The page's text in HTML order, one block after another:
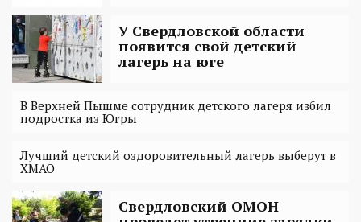
У Свердловской области
появится свой детский
лагерь на юге
В Верхней Пышме сотрудник детского лагеря избил
подростка из Югры
Лучший детский оздоровительный лагерь выберут в
ХМАО
Свердловский ОМОН